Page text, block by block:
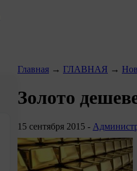
Главная → ГЛАВНАЯ →
Золото
15 сентября 2015 -